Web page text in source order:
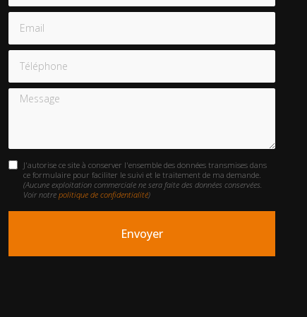
Email
Téléphone
Message
J'autorise ce site à conserver l'ensemble des données transmises dans
ce formulaire pour faciliter le suivi et le traitement de ma demande.
(Aucune exploitation commerciale ne sera faite des données conservées.
Voir notre politique de confidentialité)